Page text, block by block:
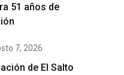
51 años de
7, 2026
de El Salto